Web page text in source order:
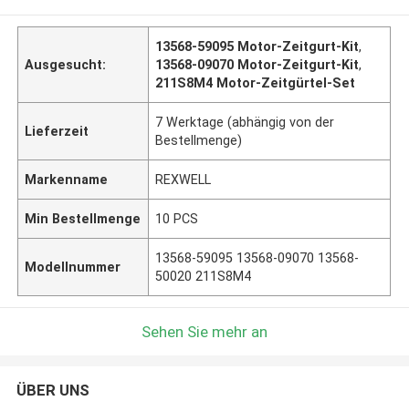
Ausgesucht:
13568-59095 Motor-Zeitgurt-Kit,
13568-09070 Motor-Zeitgurt-Kit,
211S8M4 Motor-Zeitgürtel-Set
Lieferzeit
7 Werktage (abhängig von der
Bestellmenge)
Markenname REXWELL
Min Bestellmenge 10 PCS
Modellnummer
13568-59095 13568-09070 13568-
50020 211S8M4
Sehen Sie mehr an
ÜBER UNS